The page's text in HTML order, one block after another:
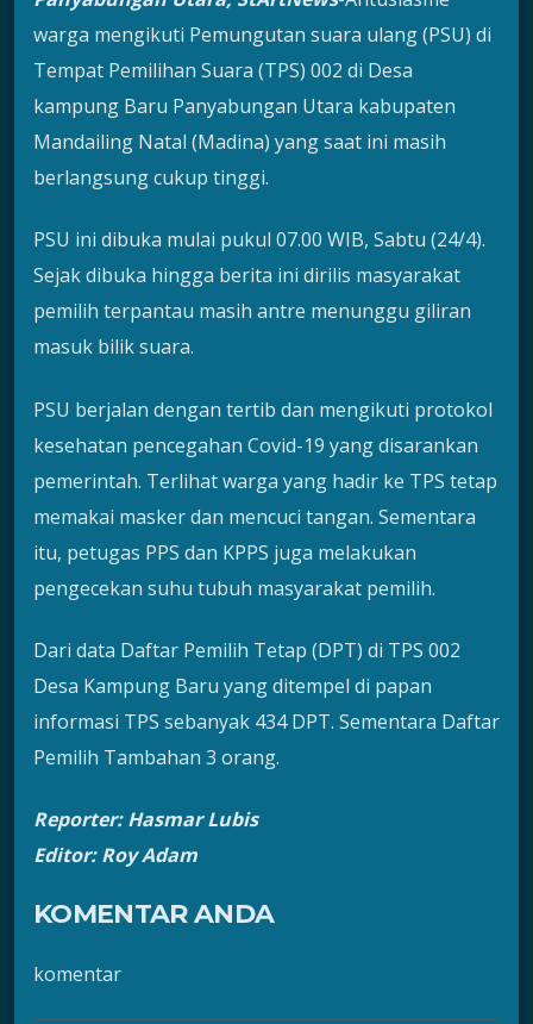
warga mengikuti Pemungutan suara ulang (PSU) di
Tempat Pemilihan Suara (TPS) 002 di Desa
kampung Baru Panyabungan Utara kabupaten
Mandailing Natal (Madina) yang saat ini masih
berlangsung cukup tinggi.
PSU ini dibuka mulai pukul 07.00 WIB, Sabtu (24/4).
Sejak dibuka hingga berita ini dirilis masyarakat
pemilih terpantau masih antre menunggu giliran
masuk bilik suara.
PSU berjalan dengan tertib dan mengikuti protokol
kesehatan pencegahan Covid-19 yang disarankan
pemerintah. Terlihat warga yang hadir ke TPS tetap
memakai masker dan mencuci tangan. Sementara
itu, petugas PPS dan KPPS juga melakukan
pengecekan suhu tubuh masyarakat pemilih.
Dari data Daftar Pemilih Tetap (DPT) di TPS 002
Desa Kampung Baru yang ditempel di papan
informasi TPS sebanyak 434 DPT. Sementara Daftar
Pemilih Tambahan 3 orang.
Reporter: Hasmar Lubis
Editor: Roy Adam
KOMENTAR ANDA
komentar